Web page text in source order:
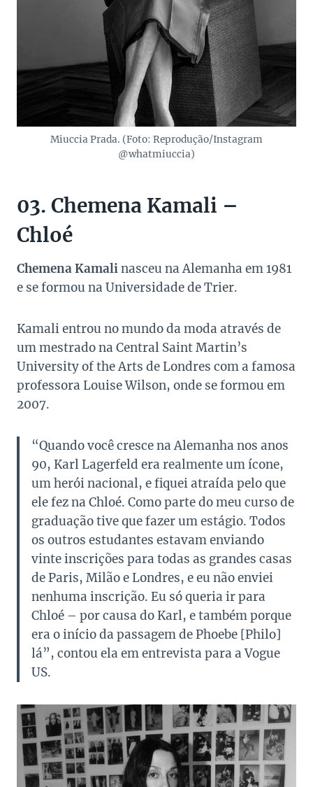
Miuccia Prada. (Foto: Reprodução/Instagram
@whatmiuccia)
03. Chemena Kamali –
Chloé
Chemena Kamalinasceu na Alemanha em 1981
e se formou na Universidade de Trier.
Kamali entrou no mundo da moda através de
um mestrado na Central Saint Martin’s
University of the Arts de Londres com a famosa
professora Louise Wilson, onde se formou em
2007.
“Quando você cresce na Alemanha nos anos
90, Karl Lagerfeld era realmente um ícone,
um herói nacional, e fiquei atraída pelo que
ele fez na Chloé. Como parte do meu curso de
graduação tive que fazer um estágio. Todos
os outros estudantes estavam enviando
vinte inscrições para todas as grandes casas
de Paris, Milão e Londres, e eu não enviei
nenhuma inscrição. Eu só queria ir para
Chloé – por causa do Karl, e também porque
era o início da passagem de Phoebe [Philo]
lá”, contou ela em entrevista para a Vogue
US.